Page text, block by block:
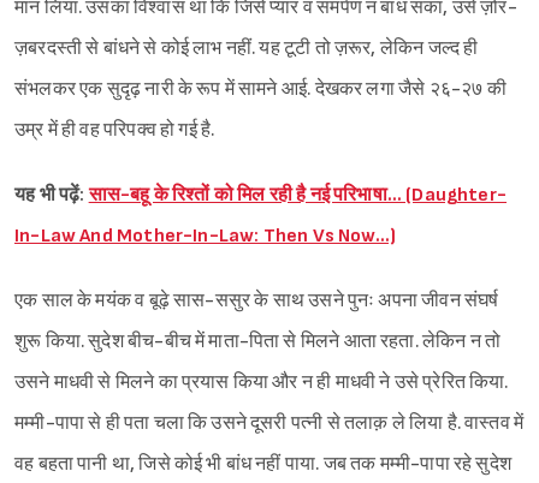
मान लिया. उसका विश्वास था कि जिसे प्यार व समर्पण न बांध सका, उसे ज़ोर-
ज़बरदस्ती से बांधने से कोई लाभ नहीं. यह टूटी तो ज़रूर, लेकिन जल्द ही
संभलकर एक सुदृढ़ नारी के रूप में सामने आई. देखकर लगा जैसे २६-२७ की
उम्र में ही वह परिपक्व हो गई है.
यह भी पढ़ें:सास-बहू के रिश्तों को मिल रही है नई परिभाषा… (Daughter-
In-Law And Mother-In-Law: Then Vs Now…)
एक साल के मयंक व बूढ़े सास-ससुर के साथ उसने पुनः अपना जीवन संघर्ष
शुरू किया. सुदेश बीच-बीच में माता-पिता से मिलने आता रहता. लेकिन न तो
उसने माधवी से मिलने का प्रयास किया और न ही माधवी ने उसे प्रेरित किया.
मम्मी-पापा से ही पता चला कि उसने दूसरी पत्नी से तलाक़ ले लिया है. वास्तव में
वह बहता पानी था, जिसे कोई भी बांध नहीं पाया. जब तक मम्मी-पापा रहे सुदेश